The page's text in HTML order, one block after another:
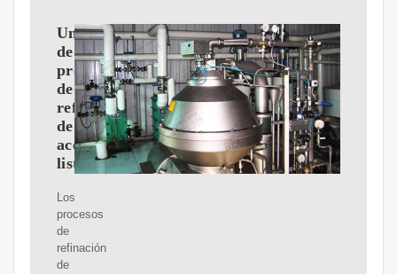
Unidades
de
proceso
de
refinería
de
aceite,
lista
Los
procesos
de
refinación
de